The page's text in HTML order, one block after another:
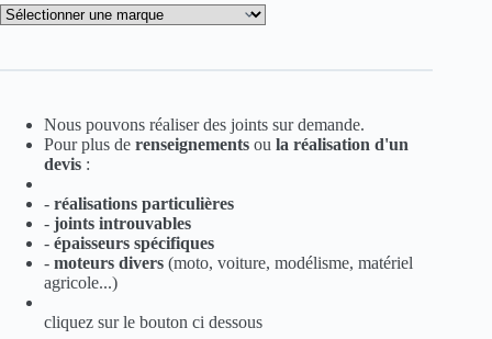
Marques
Nous pouvons réaliser des joints sur demande.
Pour plus de renseignements ou la réalisation d'un
devis :
- réalisations particulières
- joints introuvables
- épaisseurs spécifiques
- moteurs divers (moto, voiture, modélisme, matériel
agricole...)
cliquez sur le bouton ci dessous